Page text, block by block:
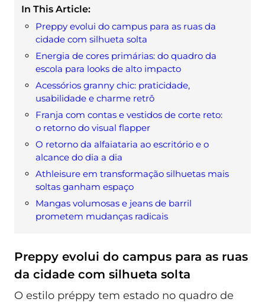
In This Article:
Preppy evolui do campus para as ruas da
cidade com silhueta solta
Energia de cores primárias: do quadro da
escola para looks de alto impacto
Acessórios granny chic: praticidade,
usabilidade e charme retrô
Franja com contas e vestidos de corte reto:
o retorno do visual flapper
O retorno da alfaiataria ao escritório e o
alcance do dia a dia
Athleisure em transformação silhuetas mais
soltas ganham espaço
Mangas volumosas e jeans de barril
prometem mudanças radicais
Preppy evolui do campus para as ruas
da cidade com silhueta solta
O estilo préppy tem estado no quadro de